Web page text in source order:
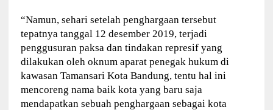
“Namun, sehari setelah penghargaan tersebut
tepatnya tanggal 12 desember 2019, terjadi
penggusuran paksa dan tindakan represif yang
dilakukan oleh oknum aparat penegak hukum di
kawasan Tamansari Kota Bandung, tentu hal ini
mencoreng nama baik kota yang baru saja
mendapatkan sebuah penghargaan sebagai kota